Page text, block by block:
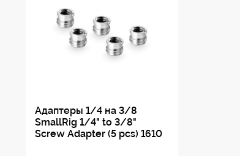
Адаптеры 1/4 на 3/8
SmallRig 1/4" to 3/8"
Screw Adapter (5 pcs) 1610